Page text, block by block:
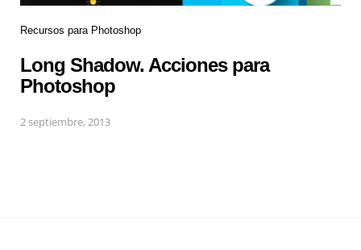
Recursos para Photoshop
Long Shadow. Acciones para
Photoshop
2 septiembre, 2013